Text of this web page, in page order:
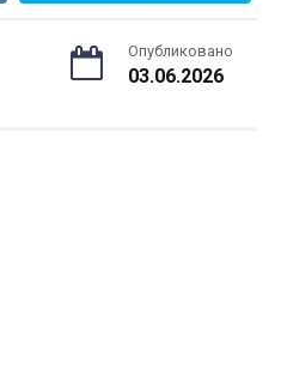
Опубликовано
03.06.2026